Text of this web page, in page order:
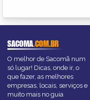
SACOMA.COM.BR
O melhor de Sacomã num
só lugar! Dicas, onde ir, o
que fazer, as melhores
empresas, locais, serviços e
muito mais no guia